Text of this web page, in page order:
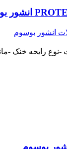
انشور بوسوم